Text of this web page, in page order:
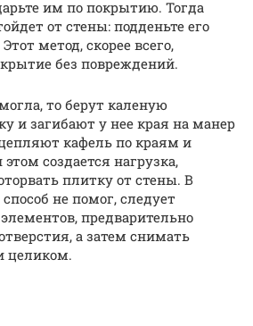
им по покрытию. Тогда
от стены: подденьте его
метод, скорее всего,
без повреждений.
то берут каленую
и загибают у нее края на манер
кафель по краям и
создается нагрузка,
плитку от стены. В
не помог, следует
предварительно
а затем снимать
целиком.